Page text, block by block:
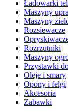
Ładowarki
Maszyny
Maszyny
Rozsiewacze
Rozrzutniki
Maszyny
Przystawki
Oleje i smary
Opony i felgi
Akcesoria
Zabawki